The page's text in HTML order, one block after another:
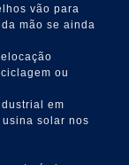
vão para
mão se ainda
ou
em
solar nos